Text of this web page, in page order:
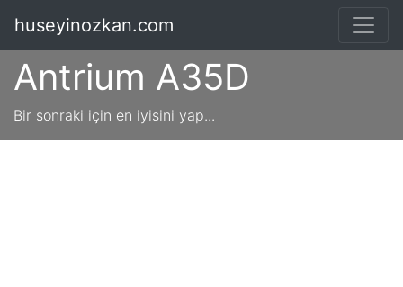
Antrium A35D
Bir sonraki için en iyisini yap...
huseyinozkan.com